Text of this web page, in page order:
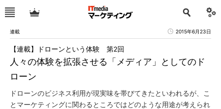
連載 2015年6月23日
人々の体験を拡張させる「メディア」としてのド
ローン
【連載】ドローンという体験 第2回
ドローンのビジネス利用が現実味を帯びてきたといわれるが、こ
とマーケティングに関わるところではどのような用途が考えられ